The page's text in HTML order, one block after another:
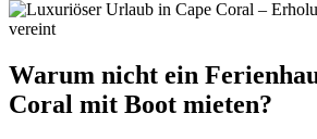
Warum nicht ein
Coral mit Boot mieten?